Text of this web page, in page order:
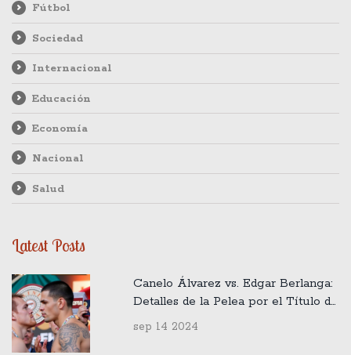
Fútbol
Sociedad
Internacional
Educación
Economía
Nacional
Salud
Latest Posts
Canelo Álvarez vs. Edgar Berlanga:
Detalles de la Pelea por el Título de
Peso Súper Mediano, Fecha, Hora y
Dónde Verla
sep 14 2024